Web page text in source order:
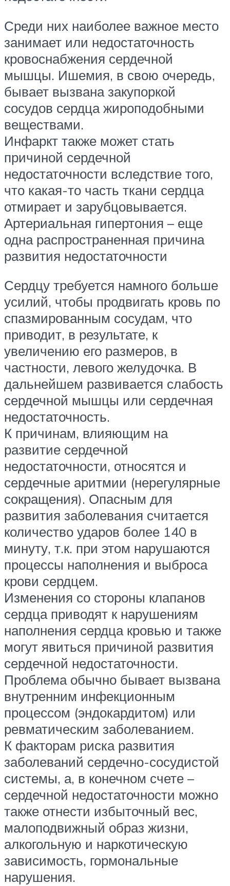
Среди них наиболее важное место
занимает или недостаточность
кровоснабжения сердечной
мышцы. Ишемия, в свою очередь,
бывает вызвана закупоркой
сосудов сердца жироподобными
веществами.
Инфаркт также может стать
причиной сердечной
недостаточности вследствие того,
что какая-то часть ткани сердца
отмирает и зарубцовывается.
Артериальная гипертония – еще
одна распространенная причина
развития недостаточности
Сердцу требуется намного больше
усилий, чтобы продвигать кровь по
спазмированным сосудам, что
приводит, в результате, к
увеличению его размеров, в
частности, левого желудочка. В
дальнейшем развивается слабость
сердечной мышцы или сердечная
недостаточность.
К причинам, влияющим на
развитие сердечной
недостаточности, относятся и
сердечные аритмии (нерегулярные
сокращения). Опасным для
развития заболевания считается
количество ударов более 140 в
минуту, т.к. при этом нарушаются
процессы наполнения и выброса
крови сердцем.
Изменения со стороны клапанов
сердца приводят к нарушениям
наполнения сердца кровью и также
могут явиться причиной развития
сердечной недостаточности.
Проблема обычно бывает вызвана
внутренним инфекционным
процессом (эндокардитом) или
ревматическим заболеванием.
К факторам риска развития
заболеваний сердечно-сосудистой
системы, а, в конечном счете –
сердечной недостаточности можно
также отнести избыточный вес,
малоподвижный образ жизни,
алкогольную и наркотическую
зависимость, гормональные
нарушения.